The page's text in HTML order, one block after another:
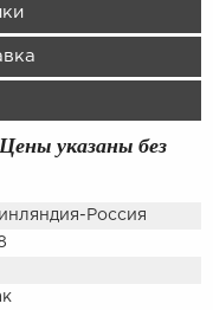
указаны без
Россия